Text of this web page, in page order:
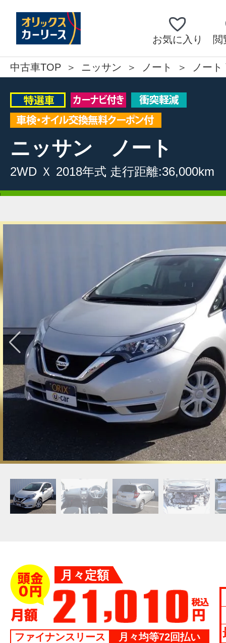
お気に入り 閲
中古車TOP ニッサン ノート ノー
ニッサン ノート
2WD Ｘ 2018年式 走行距離:36,000km
月々定額
ファイナンスリース 月々均等72回払い